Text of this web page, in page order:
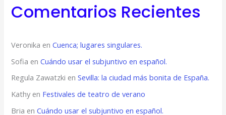
Comentarios Recientes
Veronika enCuenca; lugares singulares.
Sofia enCuándo usar el subjuntivo en español.
Regula Zawatzki enSevilla: la ciudad más bonita de España.
Kathy en Festivales de teatro de verano
Bria enCuándo usar el subjuntivo en español.